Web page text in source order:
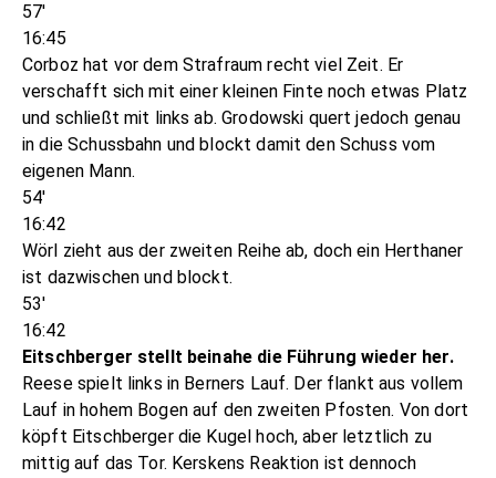
57'
16:45
Corboz hat vor dem Strafraum recht viel Zeit. Er
verschafft sich mit einer kleinen Finte noch etwas Platz
und schließt mit links ab. Grodowski quert jedoch genau
in die Schussbahn und blockt damit den Schuss vom
eigenen Mann.
54'
16:42
Wörl zieht aus der zweiten Reihe ab, doch ein Herthaner
ist dazwischen und blockt.
53'
16:42
Eitschberger stellt beinahe die Führung wieder her.
Reese spielt links in Berners Lauf. Der flankt aus vollem
Lauf in hohem Bogen auf den zweiten Pfosten. Von dort
köpft Eitschberger die Kugel hoch, aber letztlich zu
mittig auf das Tor. Kerskens Reaktion ist dennoch